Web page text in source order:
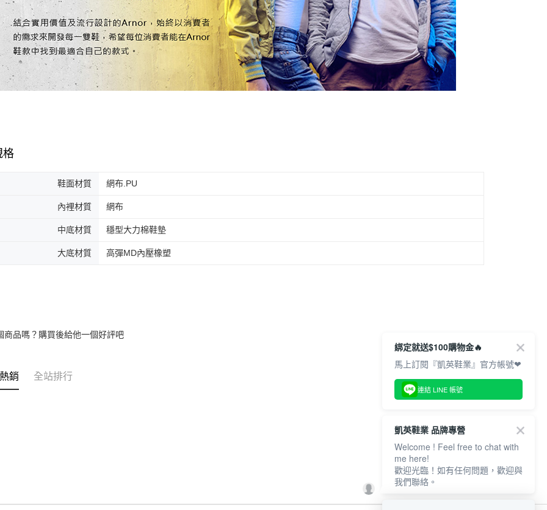
格
鞋面材質 網布.PU
內裡材質 網布
中底材質 穩型大力棉鞋墊
大底材質 高彈MD內壓橡塑
商品嗎？購買後給他一個好評吧
銷 全站排行
綁定就送$100購物金🔥
馬上訂閱『凱英鞋業』官方帳號❤
連結 LINE 帳號
凱英鞋業 品牌專營
Welcome ! Feel free to chat with
me here!
歡迎光臨！如有任何問題，歡迎與
我們聯絡。